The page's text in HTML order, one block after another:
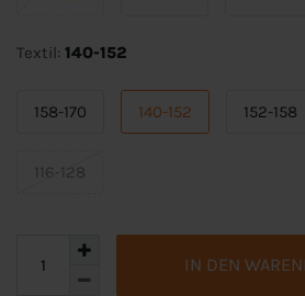
Textil: 140-152
158-170 140-152 152-158
116-128
IN DEN